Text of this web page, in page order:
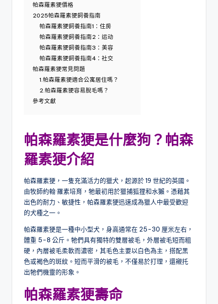
帕森羅素㹴價格
2025帕森羅素㹴飼養指南
帕森羅素㹴飼養指南1：住房
帕森羅素㹴飼養指南2：运动
帕森羅素㹴飼養指南3：美容
帕森羅素㹴飼養指南4：社交
帕森羅素㹴常見問題
1.帕森羅素㹴適合公寓居住嗎？
2.帕森羅素㹴容易脫毛嗎？
參考文獻
帕森羅素㹴是什麼狗？ 帕森
羅素㹴介紹
帕森羅素㹴，一隻充滿活力的獵犬，起源於 19 世紀的英國。
由牧師約翰·羅素培育，牠最初用於獵捕狐狸和水獺。憑藉其
出色的耐力、敏捷性，帕森羅素㹴迅速成為獵人中最受歡迎
的犬種之一。
帕森羅素㹴是一種中小型犬，身高通常在 25-30 厘米左右，
體重 5-8 公斤。牠們具有獨特的雙層被毛，外層被毛短而粗
硬，內層被毛柔軟而濃密，其毛色主要以白色為主，搭配黑
色或褐色的斑紋。短而平滑的被毛，不僅易於打理，還襯托
出牠們機靈的形象。
帕森羅素㹴壽命